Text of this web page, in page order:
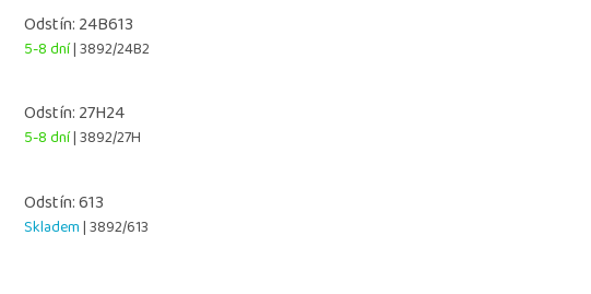
Odstín: 24B613
5-8 dní| 3892/24B2
Odstín: 27H24
5-8 dní| 3892/27H
Odstín: 613
Skladem| 3892/613